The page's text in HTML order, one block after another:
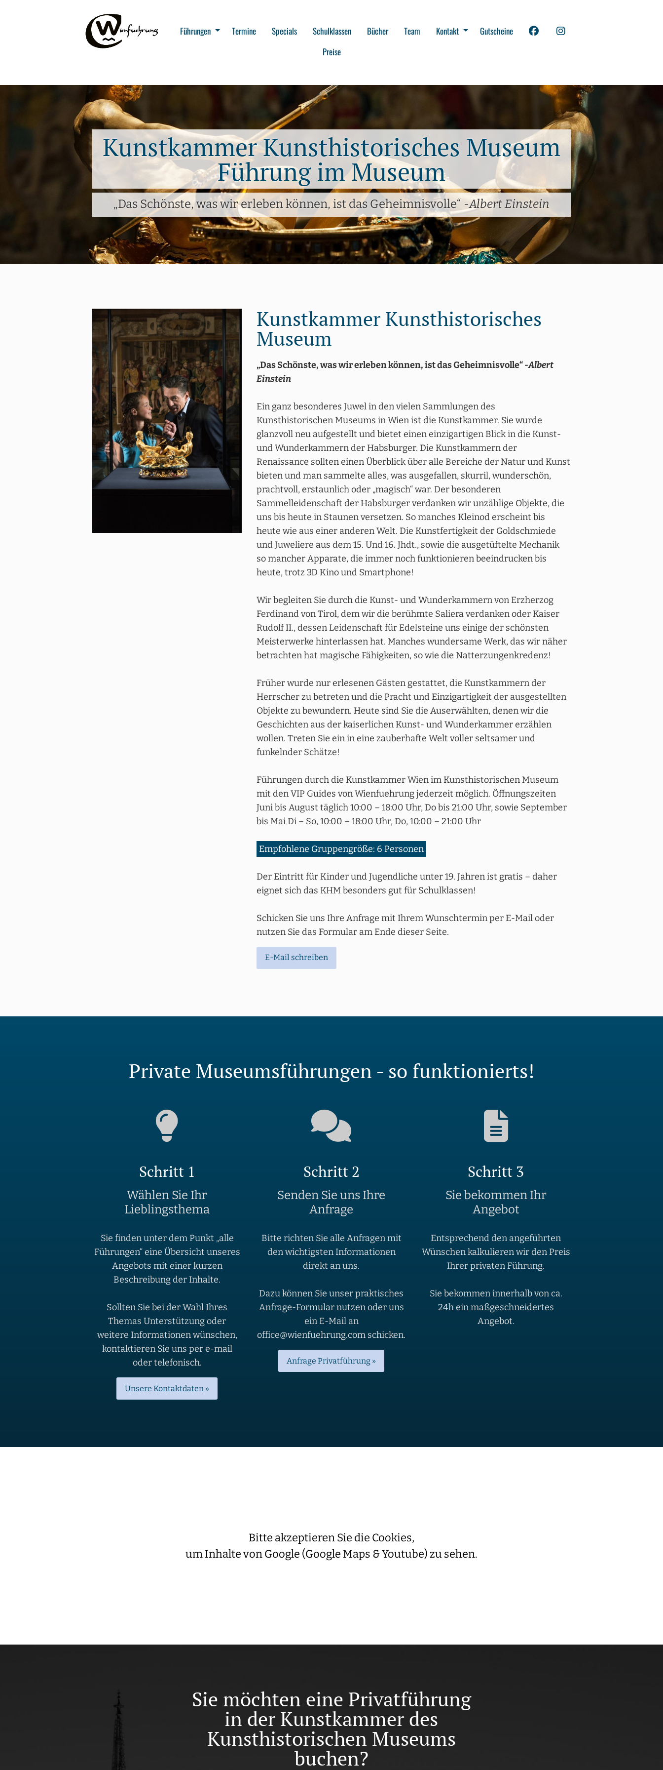
Führungen Termine Specials Schulklassen Bücher Team Kontakt
Gutscheine
Preise
Kunstkammer Kunsthistorisches Museum
Führung im Museum
„Das Schönste, was wir erleben können, ist das Geheimnisvolle“ -Albert Einstein
Kunstkammer Kunsthistorisches
Museum
„Das Schönste, was wir erleben können, ist das Geheimnisvolle“ -Albert
Einstein
Ein ganz besonderes Juwel in den vielen Sammlungen des
Kunsthistorischen Museums in Wien ist die Kunstkammer. Sie wurde
glanzvoll neu aufgestellt und bietet einen einzigartigen Blick in die Kunst-
und Wunderkammern der Habsburger. Die Kunstkammern der
Renaissance sollten einen Überblick über alle Bereiche der Natur und Kunst
bieten und man sammelte alles, was ausgefallen, skurril, wunderschön,
prachtvoll, erstaunlich oder „magisch“ war. Der besonderen
Sammelleidenschaft der Habsburger verdanken wir unzählige Objekte, die
uns bis heute in Staunen versetzen. So manches Kleinod erscheint bis
heute wie aus einer anderen Welt. Die Kunstfertigkeit der Goldschmiede
und Juweliere aus dem 15. Und 16. Jhdt., sowie die ausgetüftelte Mechanik
so mancher Apparate, die immer noch funktionieren beeindrucken bis
heute, trotz 3D Kino und Smartphone!
Wir begleiten Sie durch die Kunst- und Wunderkammern von Erzherzog
Ferdinand von Tirol, dem wir die berühmte Saliera verdanken oder Kaiser
Rudolf II., dessen Leidenschaft für Edelsteine uns einige der schönsten
Meisterwerke hinterlassen hat. Manches wundersame Werk, das wir näher
betrachten hat magische Fähigkeiten, so wie die Natterzungenkredenz!
Früher wurde nur erlesenen Gästen gestattet, die Kunstkammern der
Herrscher zu betreten und die Pracht und Einzigartigkeit der ausgestellten
Objekte zu bewundern. Heute sind Sie die Auserwählten, denen wir die
Geschichten aus der kaiserlichen Kunst- und Wunderkammer erzählen
wollen. Treten Sie ein in eine zauberhafte Welt voller seltsamer und
funkelnder Schätze!
Führungen durch die Kunstkammer Wien im Kunsthistorischen Museum
mit den VIP Guides von Wienfuehrung jederzeit möglich. Öffnungszeiten
Juni bis August täglich 10:00 – 18:00 Uhr, Do bis 21:00 Uhr, sowie September
bis Mai Di – So, 10:00 – 18:00 Uhr, Do, 10:00 – 21:00 Uhr
Empfohlene Gruppengröße: 6 Personen
Der Eintritt für Kinder und Jugendliche unter 19. Jahren ist gratis – daher
eignet sich das KHM besonders gut für Schulklassen!
Schicken Sie uns Ihre Anfrage mit Ihrem Wunschtermin per E-Mail oder
nutzen Sie das Formular am Ende dieser Seite.
E-Mail schreiben
Private Museumsführungen - so funktionierts!
Schritt 1
Wählen Sie Ihr
Lieblingsthema
Sie finden unter dem Punkt „alle
Führungen“ eine Übersicht unseres
Angebots mit einer kurzen
Beschreibung der Inhalte.
Sollten Sie bei der Wahl Ihres
Themas Unterstützung oder
weitere Informationen wünschen,
kontaktieren Sie uns per e-mail
oder telefonisch.
Unsere Kontaktdaten »
Schritt 2
Senden Sie uns Ihre
Anfrage
Bitte richten Sie alle Anfragen mit
den wichtigsten Informationen
direkt an uns.
Dazu können Sie unser praktisches
Anfrage-Formular nutzen oder uns
ein E-Mail an
office@wienfuehrung.com schicken.
Anfrage Privatführung »
Schritt 3
Sie bekommen Ihr
Angebot
Entsprechend den angeführten
Wünschen kalkulieren wir den Preis
Ihrer privaten Führung.
Sie bekommen innerhalb von ca.
24h ein maßgeschneidertes
Angebot.
Bitte akzeptieren Sie die Cookies,
um Inhalte von Google (Google Maps & Youtube) zu sehen.
Sie möchten eine Privatführung
in der Kunstkammer des
Kunsthistorischen Museums
buchen?